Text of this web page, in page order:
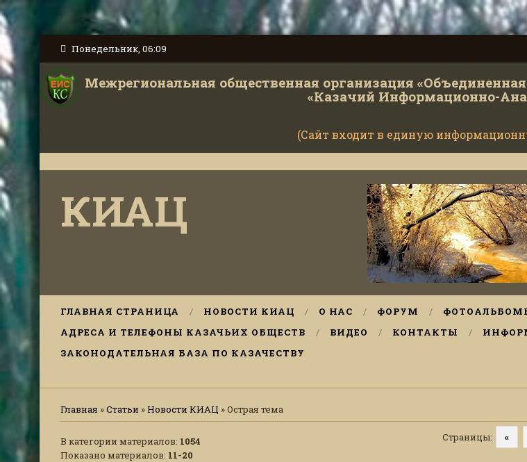
Понедельник, 06:09
Межрегиональная общественная организация
«Казачий Информационно-
(Сайт входит в единую
КИАЦ
ГЛАВНАЯ СТРАНИЦА НОВОСТИ КИАЦ О НАС ФОРУМ
АДРЕСА И ТЕЛЕФОНЫ КАЗАЧЬИХ ОБЩЕСТВ
ВИДЕО КОНТАКТЫ
ЗАКОНОДАТЕЛЬНАЯ БАЗА ПО КАЗАЧЕСТВУ
Главная »Статьи »Новости КИАЦ » Острая тема
В категории материалов: 1054
Показано материалов: 11-20
Страницы: «